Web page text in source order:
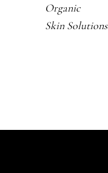
Organic
Skin Solutions